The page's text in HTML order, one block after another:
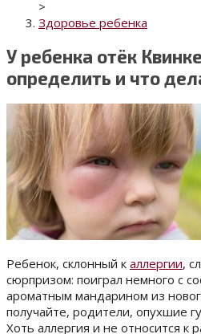
>
Здоровье ребенка
У ребенка отёк
определить и что
Ребенок, склонный к аллергии,
сюрпризом: поиграл немного с
ароматным мандарином из
получайте, родители, опухшие
Хоть аллергия и не относится к